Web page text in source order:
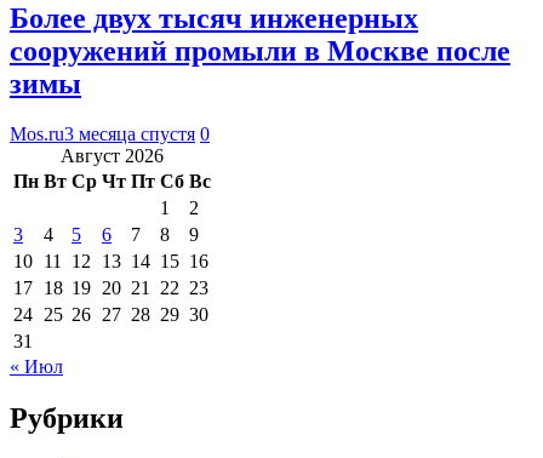
Более двух тысяч инженерных
сооружений промыли в Москве после
зимы
Mos.ru3 месяца спустя 0
Август 2026
Пн Вт Ср Чт Пт Сб Вс
1
2
3
4 5 6 7 8
9
10 11 12 13 14 15 16
17 18 19 20 21 22 23
24 25 26 27 28 29 30
31
« Июл
Рубрики